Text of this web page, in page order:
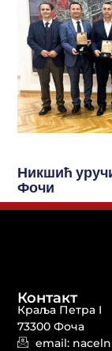
Никшић
Фочи
Контакт
Краља Петра I
73300 Фоча
email: